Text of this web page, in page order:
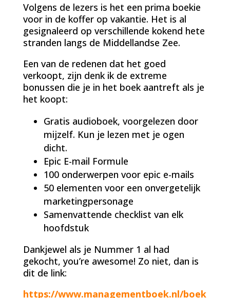
Volgens de lezers is het een prima boekie
voor in de koffer op vakantie. Het is al
gesignaleerd op verschillende kokend hete
stranden langs de Middellandse Zee.
Een van de redenen dat het goed
verkoopt, zijn denk ik de extreme
bonussen die je in het boek aantreft als je
het koopt:
Gratis audioboek, voorgelezen door
mijzelf. Kun je lezen met je ogen
dicht.
Epic E-mail Formule
100 onderwerpen voor epic e-mails
50 elementen voor een onvergetelijk
marketingpersonage
Samenvattende checklist van elk
hoofdstuk
Dankjewel als je Nummer 1 al had
gekocht, you’re awesome! Zo niet, dan is
dit de link:
https://www.managementboek.nl/boek